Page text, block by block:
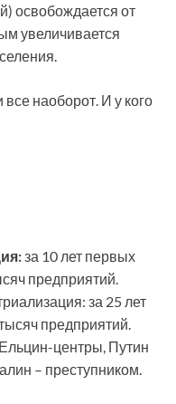
освобождается от
увеличивается
наоборот. И у кого
за 10 лет первых
предприятий.
за 25 лет
предприятий.
центры, Путин
– преступником.